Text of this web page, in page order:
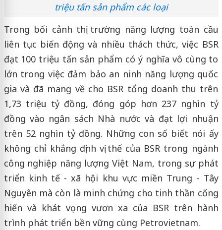
triệu tấn sản phẩm các loại
Trong bối cảnh thị trường năng lượng toàn cầu
liên tục biến động và nhiều thách thức, việc BSR
đạt 100 triệu tấn sản phẩm có ý nghĩa vô cùng to
lớn trong việc đảm bảo an ninh năng lượng quốc
gia và đã mang về cho BSR tổng doanh thu trên
1,73 triệu tỷ đồng, đóng góp hơn 237 nghìn tỷ
đồng vào ngân sách Nhà nước và đạt lợi nhuận
trên 52 nghìn tỷ đồng. Những con số biết nói ấy
không chỉ khẳng định vị thế của BSR trong ngành
công nghiệp năng lượng Việt Nam, trong sự phát
triển kinh tế - xã hội khu vực miền Trung - Tây
Nguyên mà còn là minh chứng cho tinh thần cống
hiến và khát vọng vươn xa của BSR trên hành
trình phát triển bền vững cùng Petrovietnam.